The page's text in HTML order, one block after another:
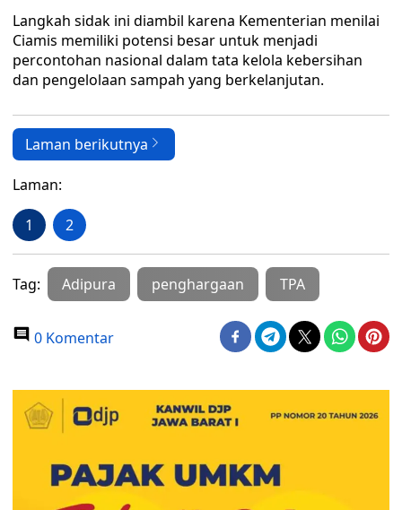
Langkah sidak ini diambil karena Kementerian menilai
Ciamis memiliki potensi besar untuk menjadi
percontohan nasional dalam tata kelola kebersihan
dan pengelolaan sampah yang berkelanjutan.
Laman berikutnya
Laman:
1 2
Tag: Adipura penghargaan TPA
0 Komentar